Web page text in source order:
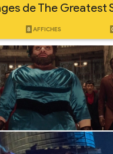
de The Greatest
8 AFFICHES